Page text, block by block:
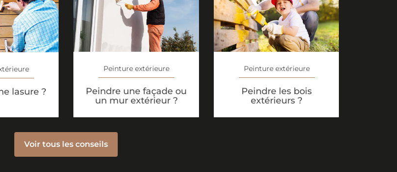
lasure ?
Peinture extérieure
Peindre une façade ou
un mur extérieur ?
Peinture extérieure
Peindre les bois
extérieurs ?
Voir tous les conseils